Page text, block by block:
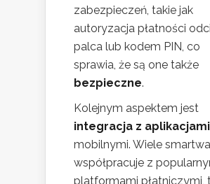
zabezpieczeń, takie jak
autoryzacja płatności
palca lub kodem PIN, co
sprawia, że są one także
bezpieczne.
Kolejnym aspektem jest
integracja z aplikacjami
mobilnymi. Wiele
współpracuje z
platformami płatniczymi,